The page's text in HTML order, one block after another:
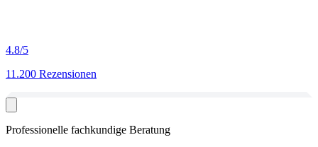
4.8/5
11.200 Rezensionen
Professionelle fachkundige Beratung